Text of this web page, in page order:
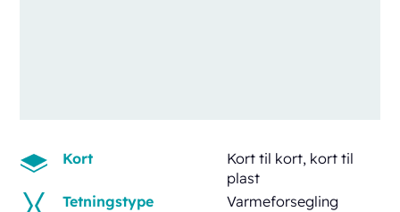
Kort
Kort til kort, kort til
plast
Tetningstype
Varmeforsegling